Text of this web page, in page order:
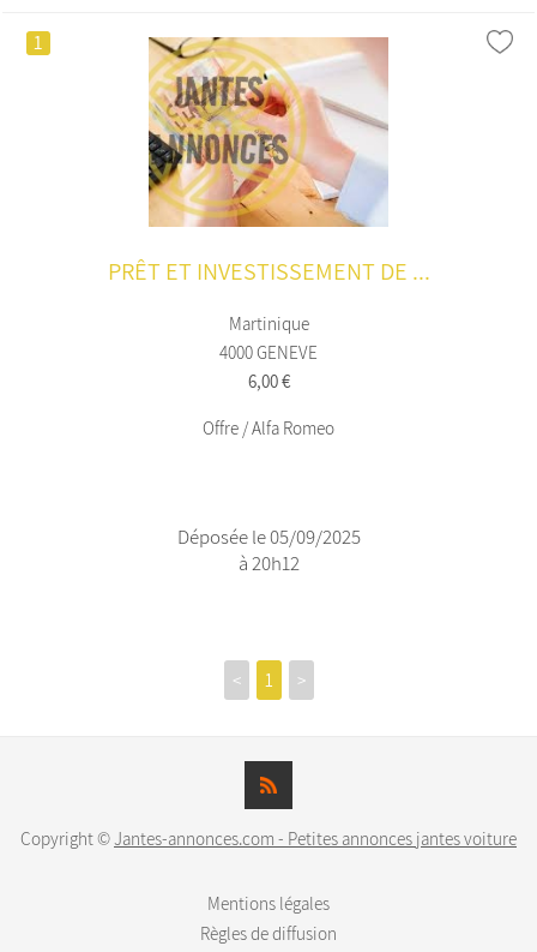
1
PRÊT ET INVESTISSEMENT DE ...
Martinique
4000 GENEVE
6,00 €
Offre / Alfa Romeo
Déposée le 05/09/2025
à 20h12
< 1 >
Copyright ©Jantes-annonces.com - Petites annonces jantes voiture
Mentions légales
Règles de diffusion